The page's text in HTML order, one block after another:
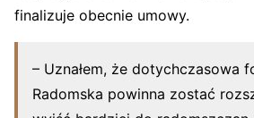
finalizuje obecnie umowy.
– Uznałem, że dotychczasowa
Radomska powinna zostać